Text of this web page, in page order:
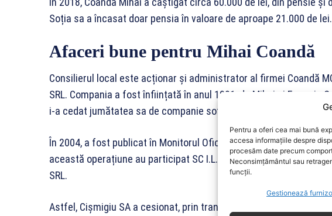
Pentru a oferi cea mai bună
accesa informațiile despre
procesăm date precum
Neconsimțământul sau
funcții.
Gestionează
Soția sa a încasat doar pensia în valoare de aproape 21.000 de lei.
Afaceri bune pentru Mihai Coandă
Consilierul local este acționar și administrator al firmei Coandă
SRL. Compania a fost înființată în anul 1991, de Mihai și Eugenia
i-a cedat jumătatea sa de companie soției, care a devenit asociat
În 2004, a fost publicat în Monitorul Oficial al României proiectul
această operațiune au participat SC I.L.C.O. SRL și SC Coandă
SRL.
Astfel, Cișmigiu SA a cesionat, prin transfer către Coandă MG